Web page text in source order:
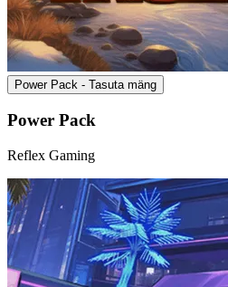
Power Pack - Tasuta mäng
Power Pack
Reflex Gaming